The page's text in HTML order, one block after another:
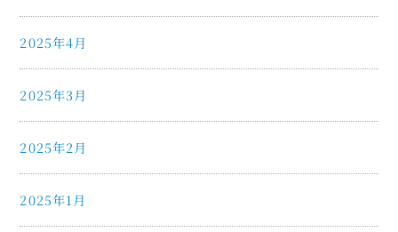
2025年4月
2025年3月
2025年2月
2025年1月